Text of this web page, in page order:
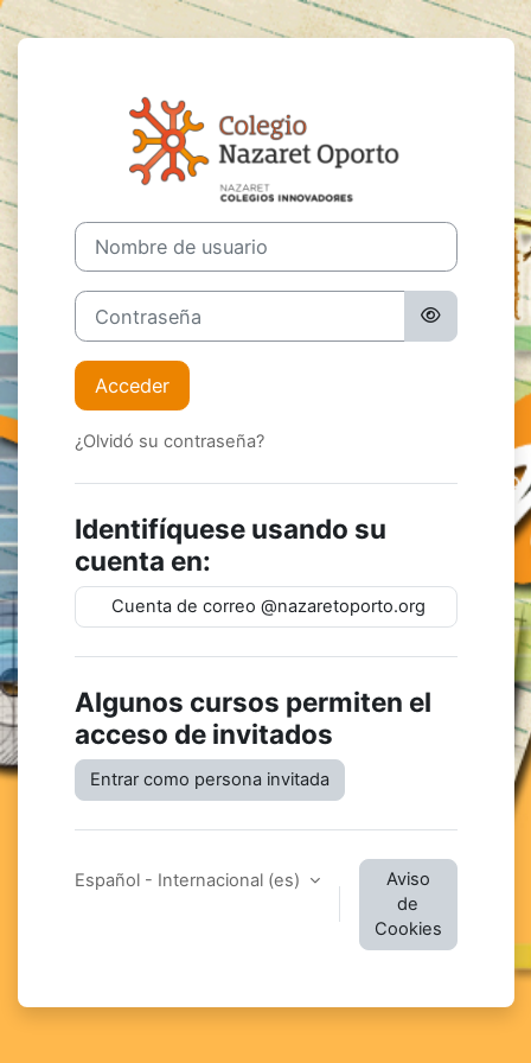
Salta al contenido principal
Entrar a
Nombre de usuario
Contraseña
Acceder
¿Olvidó su contraseña?
Identifíquese usando su
cuenta en:
Cuenta de correo @nazaretoporto.org
Algunos cursos permiten el
acceso de invitados
Entrar como persona invitada
Español - Internacional ‎(es)‎
Aviso
de
Cookies